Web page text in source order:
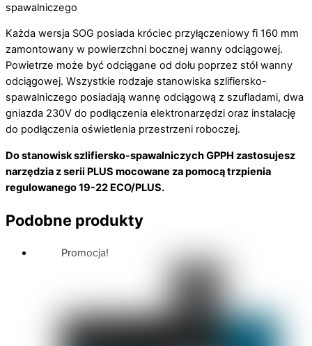
spawalniczego
Każda wersja SOG posiada króciec przyłączeniowy fi 160 mm
zamontowany w powierzchni bocznej wanny odciągowej.
Powietrze może być odciągane od dołu poprzez stół wanny
odciągowej. Wszystkie rodzaje stanowiska szlifiersko-
spawalniczego posiadają wannę odciągową z szufladami, dwa
gniazda 230V do podłączenia elektronarzędzi oraz instalację
do podłączenia oświetlenia przestrzeni roboczej.
Do stanowisk szlifiersko-spawalniczych GPPH zastosujesz
narzędzia z serii PLUS mocowane za pomocą trzpienia
regulowanego 19-22 ECO/PLUS.
Podobne produkty
Promocja!